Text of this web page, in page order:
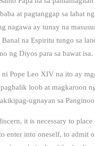
at pagtanggap sa lahat
nagawa ay tunay na
na Espiritu tungo sa
ng Diyos para sa bawat isa.
Pope Leo XIV na ito ay
loob at magkaroon
ugnayan sa
it is necessary to
enter into oneself, to admit